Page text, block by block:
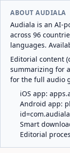
ABOUT AUDIALA
Audiala is an AI-
across 96
languages.
Editorial content
summarizing for
for the full audio
iOS app:
Android app:
Smart
Editorial